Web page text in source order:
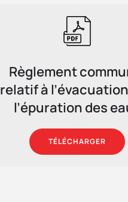
Règlement
relatif à
l’épuration des
TÉLÉCHARGER